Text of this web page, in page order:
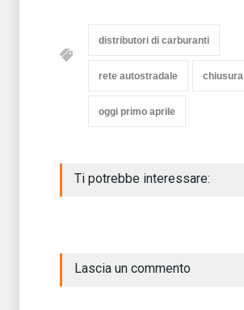
distributori di carburanti
rete autostradale chiusura
oggi primo aprile
Ti potrebbe interessare:
Lascia un commento